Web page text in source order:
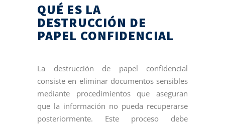
QUÉ ES LA
DESTRUCCIÓN DE
PAPEL CONFIDENCIAL
La destrucción de papel confidencial
consiste en eliminar documentos sensibles
mediante procedimientos que aseguran
que la información no pueda recuperarse
posteriormente. Este proceso debe